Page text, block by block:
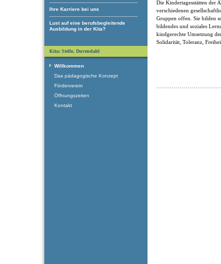
Ihre Karriere bei uns
Lust auf eine berufsbegleitende
Ausbildung in der Kita?
Die Kindertagesstätten der
verschiedenen
Gruppen offen. Sie bilden
bildendes und soziales
kindgerechte Umsetzung
Solidarität, Toleranz,
Kita: Stelle, Duvendahl
Willkommen
Das pädagogische Konzept
Förderverein
Öffnungszeiten
Kontakt